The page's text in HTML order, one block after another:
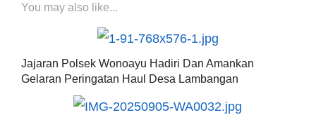
You may also like...
Jajaran Polsek Wonoayu Hadiri Dan Amankan
Gelaran Peringatan Haul Desa Lambangan